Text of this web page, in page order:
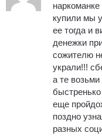
купили мы
ее тогда и
денежки
сожителю
украли!!!
а те
еще
поздно
разных